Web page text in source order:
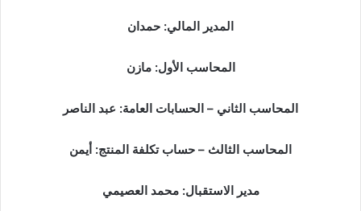
المدير المالي: حمدان
المحاسب الأول: مازن
المحاسب الثاني – الحسابات العامة: عبد الناصر
المحاسب الثالث – حساب تكلفة المنتج: أيمن
مدير الاستقبال: محمد العصيمي